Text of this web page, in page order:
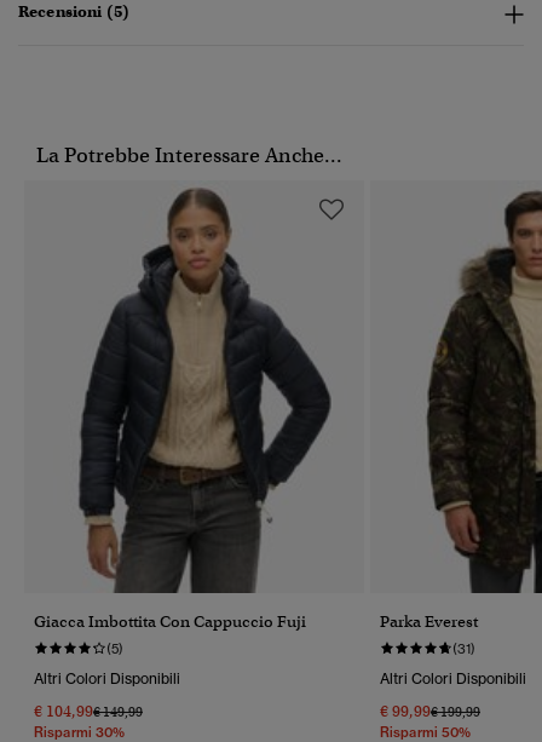
Recensioni (5)
La Potrebbe Interessare Anche...
Giacca Imbottita Con Cappuccio Fuji
(5)
Altri Colori Disponibili
€ 104,99Prezzo Ridotto Da
€ 149,99A
Risparmi 30%
Parka Everest
(31)
Altri Colori Disponibili
€ 99,99Prezzo Ridotto Da
€ 199,99A
Risparmi 50%